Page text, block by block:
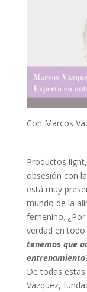
Con Marcos
Productos
obsesión con
está muy
mundo de la
femenino.
verdad en
tenemos que
De todas
Vázquez,